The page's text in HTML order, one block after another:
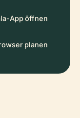
App öffnen
planen